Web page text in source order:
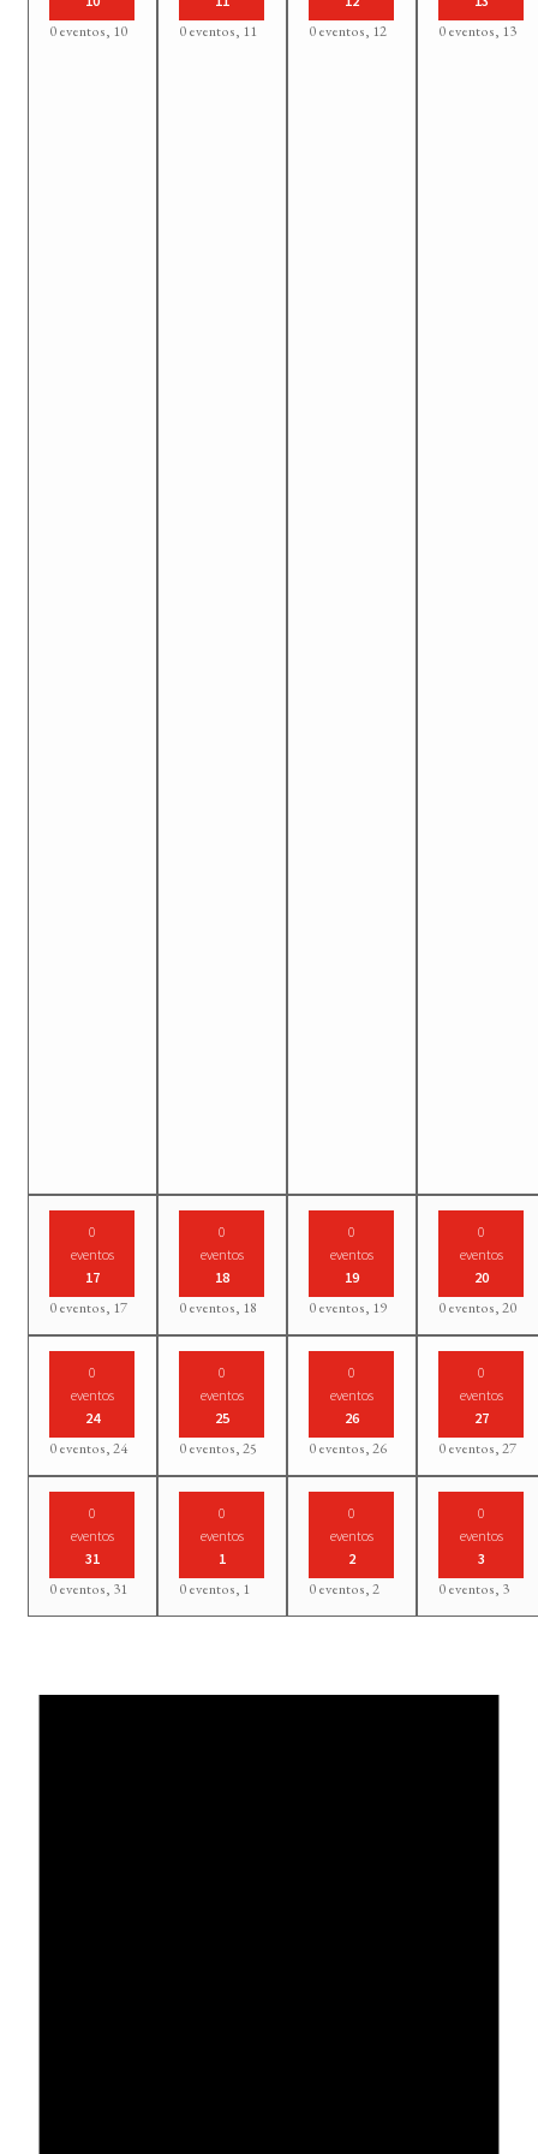
0 eventos, 10 0 eventos, 11 0 eventos, 12 0 eventos, 13
0
eventos
17
0 eventos, 17
0
eventos
18
0 eventos, 18
0
eventos
19
0 eventos, 19
0
eventos
20
0 eventos,20
0
eventos
24
0 eventos,24
0
eventos
25
0 eventos,25
0
eventos
26
0 eventos,26
0
eventos
27
0 eventos,27
0
eventos
31
0 eventos, 31
0
eventos
1
0 eventos, 1
0
eventos
2
0 eventos,2
0
eventos
3
0 eventos, 3